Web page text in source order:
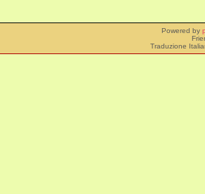
Powered by
Traduzione